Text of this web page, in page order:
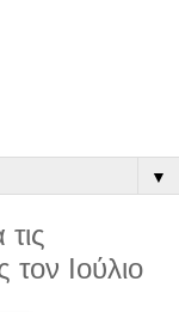
▼
Ιούλιο